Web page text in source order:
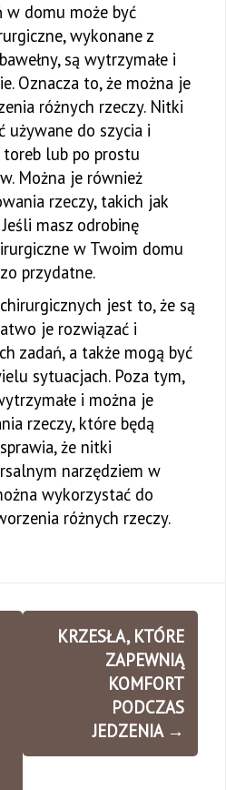
w domu może być
wykonane z
są wytrzymałe i
Oznacza to, że można je
różnych rzeczy. Nitki
używane do szycia i
lub po prostu
Można je również
rzeczy, takich jak
masz odrobinę
w Twoim domu
przydatne.
jest to, że są
je rozwiązać i
zadań, a także mogą być
sytuacjach. Poza tym,
i można je
rzeczy, które będą
że nitki
narzędziem w
wykorzystać do
różnych rzeczy.
KRZESŁA, KTÓRE
ZAPEWNIĄ
KOMFORT
PODCZAS
JEDZENIA →